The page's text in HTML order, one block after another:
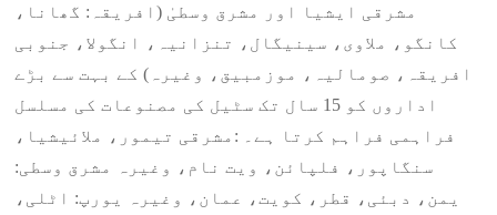
مشرقی ایشیا اور مشرق وسطیٰ (افریقہ: گھانا،
کانگو، ملاوی، سینیگال، تنزانیہ، انگولا، جنوبی
افریقہ، صومالیہ، موزمبیق، وغیرہ) کے بہت سے بڑے
اداروں کو 15 سال تک سٹیل کی مصنوعات کی مسلسل
فراہمی فراہم کرتا ہے۔ :مشرقی تیمور، ملائیشیا،
سنگاپور، فلپائن، ویت نام، وغیرہ مشرق وسطی:
یمن، دبئی، قطر، کویت، عمان، وغیرہ یورپ: اٹلی،